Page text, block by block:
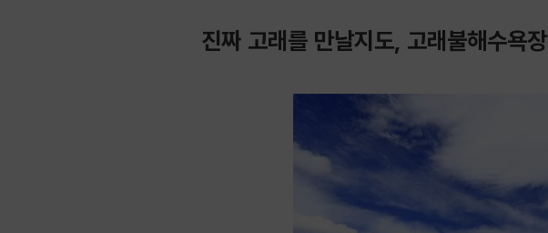
진짜 고래를 만날지도, 고래불해수욕장